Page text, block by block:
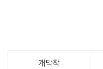
개막작